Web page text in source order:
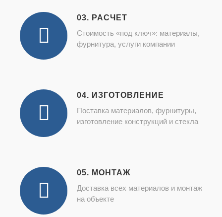
03. РАСЧЕТ
Стоимость «под ключ»: материалы,
фурнитура, услуги компании
04. ИЗГОТОВЛЕНИЕ
Поставка материалов, фурнитуры,
изготовление конструкций и стекла
05. МОНТАЖ
Доставка всех материалов и монтаж
на объекте